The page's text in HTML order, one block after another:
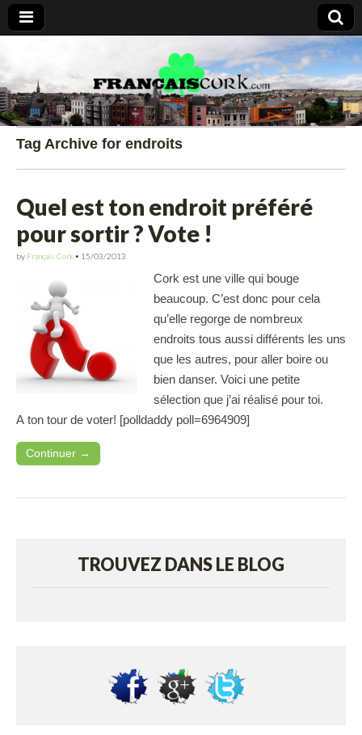
Francais Cork
Tag Archive for endroits
Quel est ton endroit préféré
pour sortir ? Vote !
by Français Cork • 15/03/2013
Cork est une ville qui bouge
beaucoup. C’est donc pour cela
qu’elle regorge de nombreux
endroits tous aussi différents les uns
que les autres, pour aller boire ou
bien danser. Voici une petite
sélection que j’ai réalisé pour toi.
A ton tour de voter! [polldaddy poll=6964909]
Continuer →
TROUVEZ DANS LE BLOG